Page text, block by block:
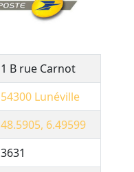
1 B rue Carnot
54300 Lunéville
48.5905, 6.49599
3631